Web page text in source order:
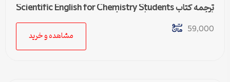
ترجمه کتاب Scientific English for Chemistry Students
59,000
مشاهده و خرید